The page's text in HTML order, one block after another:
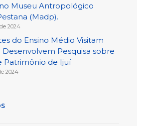
Museu Antropológico
(Madp).
2024
do Ensino Médio Visitam
Desenvolvem Pesquisa sobre
Patrimônio de Ijuí
2024